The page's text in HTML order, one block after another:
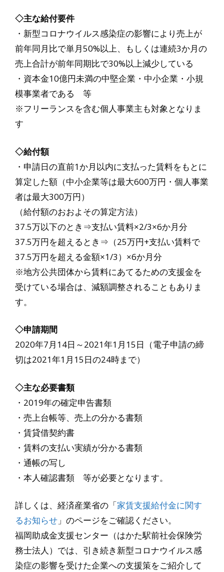
◇主な給付要件
・新型コロナウイルス感染症の影響により売上が
前年同月比で単月50%以上、もしくは連続3か月の
売上合計が前年同期比で30%以上減少している
・資本金10億円未満の中堅企業・中小企業・小規
模事業者である 等
※フリーランスを含む個人事業主も対象となりま
す
◇給付額
・申請日の直前1か月以内に支払った賃料をもとに
算定した額（中小企業等は最大600万円・個人事業
者は最大300万円）
（給付額のおおよその算定方法）
37.5万以下のとき⇒支払い賃料×2/3×6か月分
37.5万円を超えるとき⇒（25万円+支払い賃料で
37.5万円を超える金額×1/3）×6か月分
※地方公共団体から賃料にあてるための支援金を
受けている場合は、減額調整されることもありま
す。
◇申請期間
2020年7月14日～2021年1月15日（電子申請の締
切は2021年1月15日の24時まで）
◇主な必要書類
・2019年の確定申告書類
・売上台帳等、売上の分かる書類
・賃貸借契約書
・賃料の支払い実績が分かる書類
・通帳の写し
・本人確認書類 等が必要となります。
詳しくは、経済産業省の「家賃支援給付金に関す
るお知らせ 」のページをご確認ください。
福岡助成金支援センター（はかた駅前社会保険労
務士法人）では、引き続き新型コロナウイルス感
染症の影響を受けた企業への支援策をご紹介して